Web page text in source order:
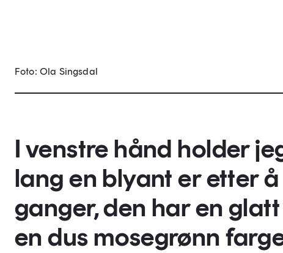
Foto: Ola Singsdal
I venstre hånd holder
lang en blyant er etter
ganger, den har en
en dus mosegrønn